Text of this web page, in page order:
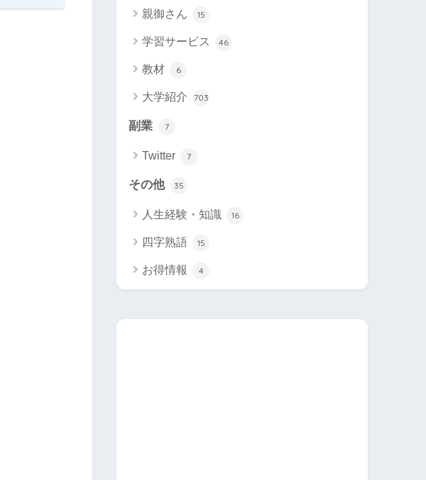
親御さん 15
学習サービス 46
教材 6
大学紹介 703
副業 7
Twitter 7
その他 35
人生経験・知識 16
四字熟語 15
お得情報 4